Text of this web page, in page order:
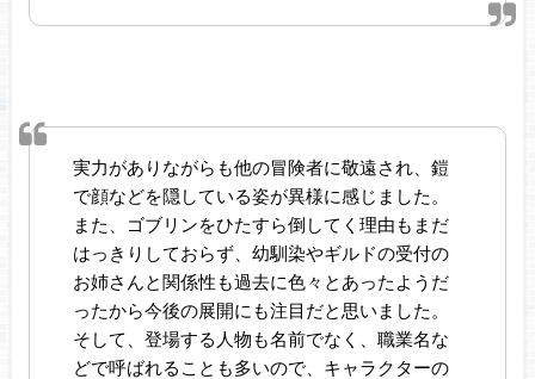
実力がありながらも他の冒険者に敬遠され、鎧
で顔などを隠している姿が異様に感じました。
また、ゴブリンをひたすら倒してく理由もまだ
はっきりしておらず、幼馴染やギルドの受付の
お姉さんと関係性も過去に色々とあったようだ
ったから今後の展開にも注目だと思いました。
そして、登場する人物も名前でなく、職業名な
どで呼ばれることも多いので、キャラクターの